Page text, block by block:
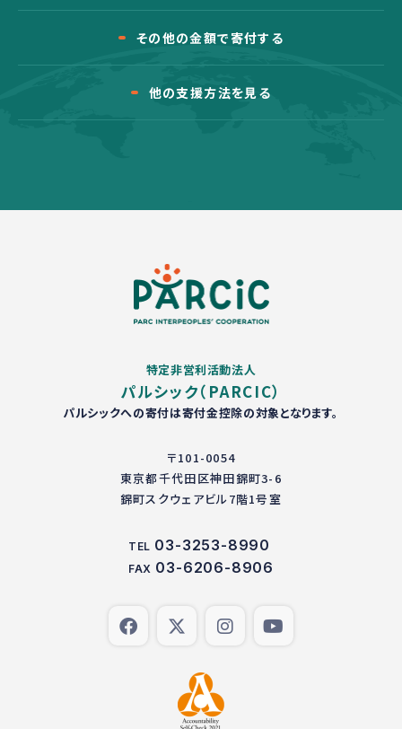
その他の金額で寄付する
他の支援方法を見る
特定非営利活動法人
パルシック（PARCIC）
パルシックへの寄付は寄付金控除の対象となります。
〒101-0054
東京都千代田区神田錦町3-6
錦町スクウェアビル7階1号室
TEL 03-3253-8990
FAX 03-6206-8906